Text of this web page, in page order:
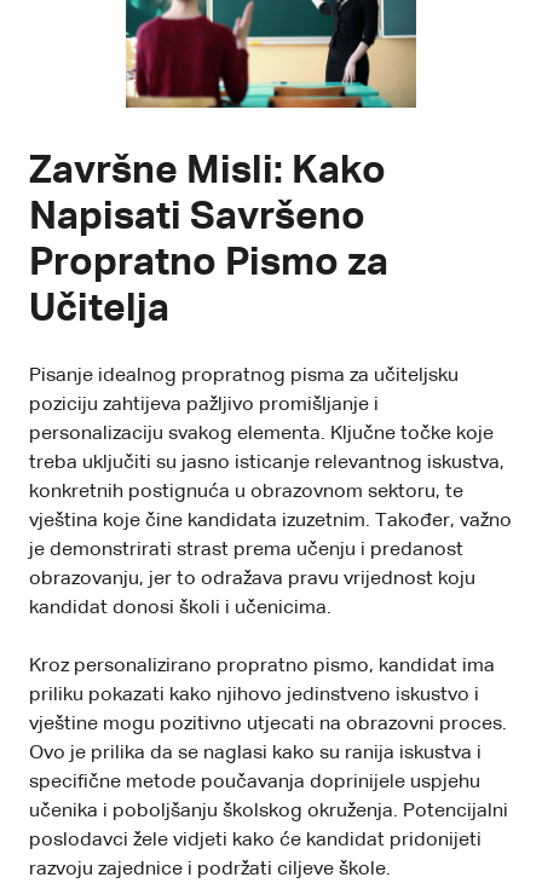
Završne Misli: Kako
Napisati Savršeno
Propratno Pismo za
Učitelja
Pisanje idealnog propratnog pisma za učiteljsku
poziciju zahtijeva pažljivo promišljanje i
personalizaciju svakog elementa. Ključne točke koje
treba uključiti su jasno isticanje relevantnog iskustva,
konkretnih postignuća u obrazovnom sektoru, te
vještina koje čine kandidata izuzetnim. Također, važno
je demonstrirati strast prema učenju i predanost
obrazovanju, jer to odražava pravu vrijednost koju
kandidat donosi školi i učenicima.
Kroz personalizirano propratno pismo, kandidat ima
priliku pokazati kako njihovo jedinstveno iskustvo i
vještine mogu pozitivno utjecati na obrazovni proces.
Ovo je prilika da se naglasi kako su ranija iskustva i
specifične metode poučavanja doprinijele uspjehu
učenika i poboljšanju školskog okruženja. Potencijalni
poslodavci žele vidjeti kako će kandidat pridonijeti
razvoju zajednice i podržati ciljeve škole.